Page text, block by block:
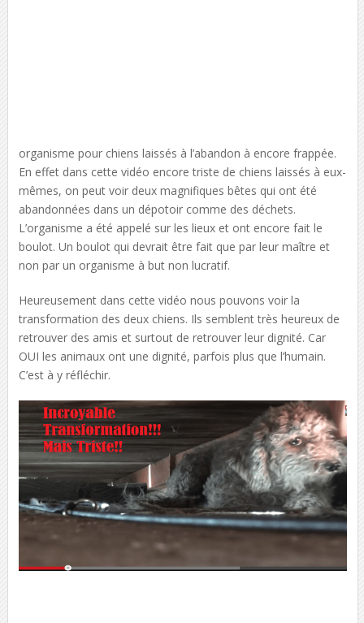
organisme pour chiens laissés à l’abandon à encore frappée.
En effet dans cette vidéo encore triste de chiens laissés à eux-
mêmes, on peut voir deux magnifiques bêtes qui ont été
abandonnées dans un dépotoir comme des déchets.
L’organisme a été appelé sur les lieux et ont encore fait le
boulot. Un boulot qui devrait être fait que par leur maître et
non par un organisme à but non lucratif.
Heureusement dans cette vidéo nous pouvons voir la
transformation des deux chiens. Ils semblent très heureux de
retrouver des amis et surtout de retrouver leur dignité. Car
OUI les animaux ont une dignité, parfois plus que l’humain.
C’est à y réfléchir.